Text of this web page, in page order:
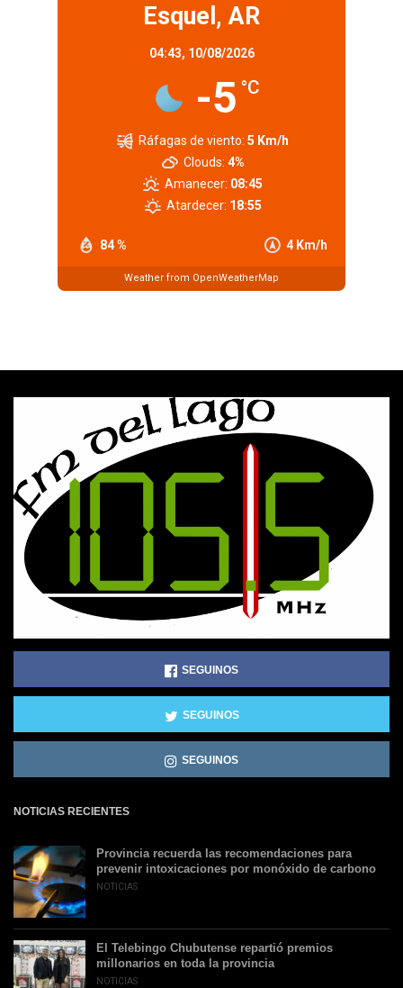
Esquel, AR
04:43, 10/08/2026
-5 °C
84 % 4 Km/h
Ráfagas de viento: 5 Km/h
Clouds: 4%
Amanecer: 08:45
Atardecer: 18:55
Weather from OpenWeatherMap
SEGUINOS
SEGUINOS
SEGUINOS
NOTICIAS RECIENTES
Provincia recuerda las recomendaciones para
prevenir intoxicaciones por monóxido de carbono
NOTICIAS
El Telebingo Chubutense repartió premios
millonarios en toda la provincia
NOTICIAS